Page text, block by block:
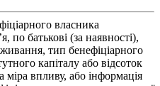
власника
по батькові (за наявності),
тип бенефіціарного
капіталу або відсоток
міра впливу, або інформація